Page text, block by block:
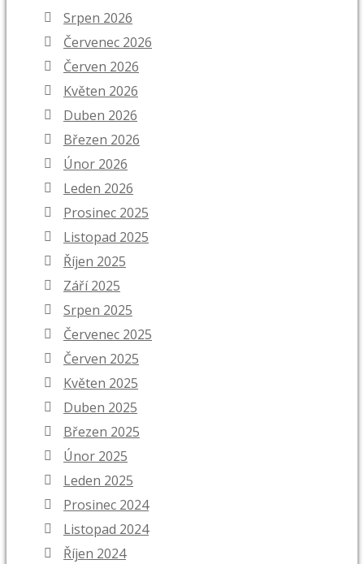
Srpen 2026
Červenec 2026
Červen 2026
Květen 2026
Duben 2026
Březen 2026
Únor 2026
Leden 2026
Prosinec 2025
Listopad 2025
Říjen 2025
Září 2025
Srpen 2025
Červenec 2025
Červen 2025
Květen 2025
Duben 2025
Březen 2025
Únor 2025
Leden 2025
Prosinec 2024
Listopad 2024
Říjen 2024